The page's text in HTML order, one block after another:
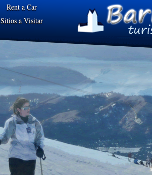
Rent a Car
Sitios a Visitar